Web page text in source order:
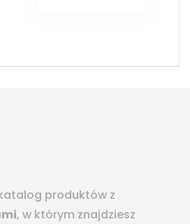
produktów z
, w którym znajdziesz